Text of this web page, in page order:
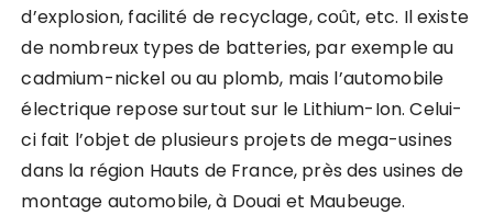
d’explosion, facilité de recyclage, coût, etc. Il existe
de nombreux types de batteries, par exemple au
cadmium-nickel ou au plomb, mais l’automobile
électrique repose surtout sur le Lithium-Ion. Celui-
ci fait l’objet de plusieurs projets de mega-usines
dans la région Hauts de France, près des usines de
montage automobile, à Douai et Maubeuge.